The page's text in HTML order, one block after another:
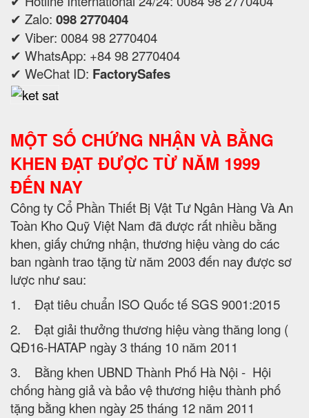
✔ Zalo: 098 2770404
✔ Viber: 0084 98 2770404
✔ WhatsApp: +84 98 2770404
✔ WeChat ID: FactorySafes
MỘT SỐ CHỨNG NHẬN VÀ BẰNG
KHEN ĐẠT ĐƯỢC TỪ NĂM 1999
ĐẾN NAY
Công ty Cổ Phần Thiết Bị Vật Tư Ngân Hàng Và An
Toàn Kho Quỹ Việt Nam đã được rất nhiều bằng
khen, giấy chứng nhận, thương hiệu vàng do các
ban ngành trao tặng từ năm 2003 đến nay được sơ
lược như sau:
1. Đạt tiêu chuẩn ISO Quốc tế SGS 9001:2015
2. Đạt giải thưởng thương hiệu vàng thăng long (
QĐ16-HATAP ngày 3 tháng 10 năm 2011
3. Bằng khen UBND Thành Phố Hà Nội - Hội
chống hàng giả và bảo vệ thương hiệu thành phố
tặng bằng khen ngày 25 tháng 12 năm 2011